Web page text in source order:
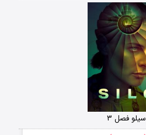
سیلو فصل ۳